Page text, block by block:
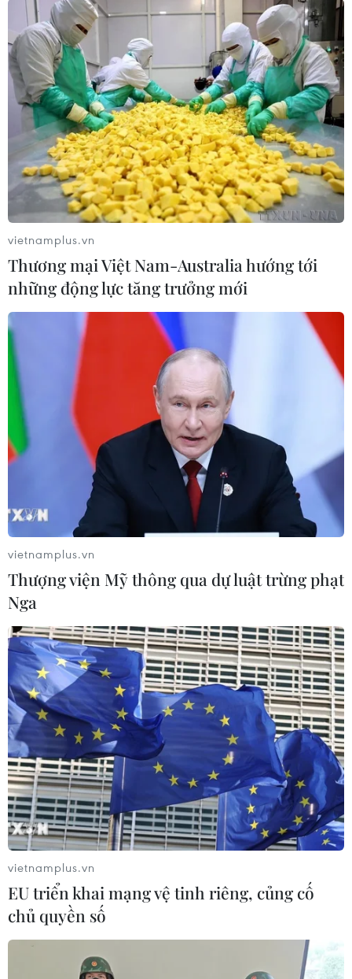
TIN CÙNG CHUYÊN MỤC
Đà Nẵng tìm "lời giải bài toán" an
ninh nguồn nước
08/08/2026 05:05
Ghe gỗ phát nổ trên sông Sài Gòn
khiến một người thiệt mạng
08/08/2026 04:44
Dự án Sân bay Phú Quốc tăng tốc thi
công, sẽ cán mốc vận hành từ tháng
4/2027
08/08/2026 04:30
Tây Ninh ngăn chặn, xử lý nghiêm
vietnamplus.vn
Thương mại Việt Nam-Australia hướng tới
những động lực tăng trưởng mới
vietnamplus.vn
Thượng viện Mỹ thông qua dự luật trừng phạt
Nga
vietnamplus.vn
EU triển khai mạng vệ tinh riêng, củng cố
chủ quyền số